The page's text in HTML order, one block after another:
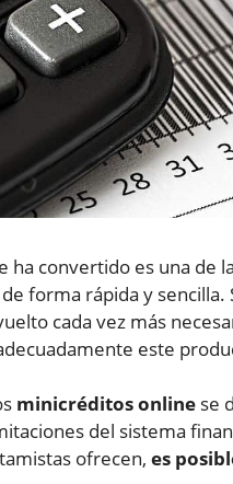
ha convertido es una de
forma rápida y
cada vez más
este
minicréditos online se
del sistema
ofrecen, es